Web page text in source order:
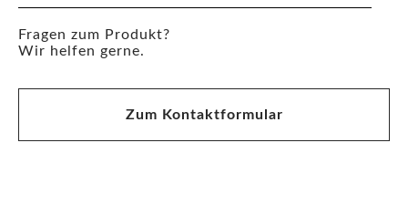
Fragen zum Produkt?
Wir helfen gerne.
Zum Kontaktformular